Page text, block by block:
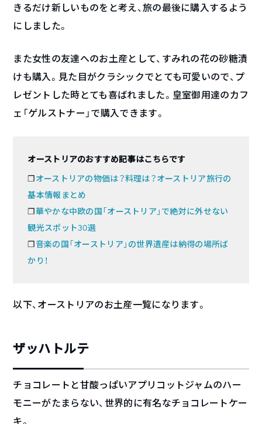
きるだけ新しいものをと考え、旅の最後に購入するよう
にしました。
また女性の友達へのお土産として、すみれの花の砂糖漬
けも購入。見た目がクラシックでとても可愛いので、プ
レゼントした時とても喜ばれました。皇室御用達のカフ
ェ「ゲルストナー」で購入できます。
オーストリアのおすすめ記事はこちらです
❐オーストリアの物価は？料理は？オーストリア旅行の
基本情報まとめ
❐華やかな中欧の国「オーストリア」で絶対に外せない
観光スポット30選
❐音楽の国「オーストリア」の世界遺産は納得の場所ば
かり！
以下、オーストリアのお土産一覧になります。
ザッハトルテ
チョコレートと甘酸っぱいアプリコットジャムのハー
モニーがたまらない、世界的に有名なチョコレートケー
キ。